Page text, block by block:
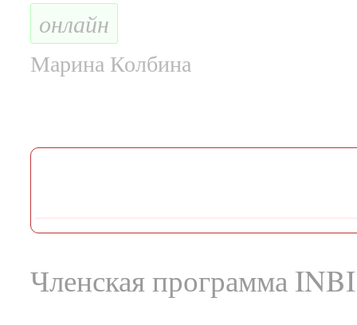
онлайн
Марина Колбина
Членская программа INBI